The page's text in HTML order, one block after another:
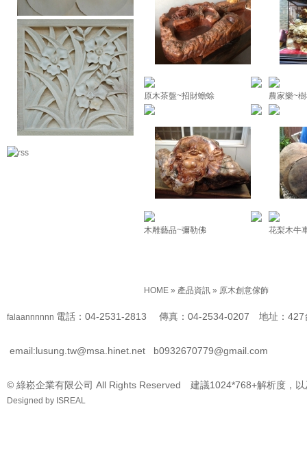
原木茶盤~招財蟾蜍 農家樂~
木雕藝品~彌勒佛 花梨木牛
HOME » 產品資訊 » 原木創意傢飾
falaannnnnn 電話：04-2531-2813 傳真：04-2534-0207 地址：427
email:lusung.tw@msa.hinet.net b0932670779@gmail.com
© 綠崧企業有限公司 All Rights Reserved 建議1024*768+解析度，以
Designed by ISREAL